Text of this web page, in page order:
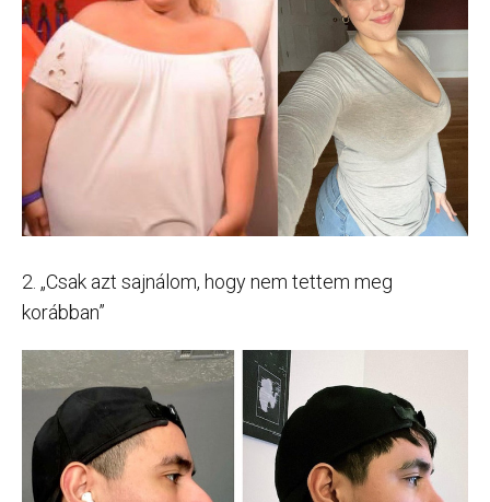
2. „Csak azt sajnálom, hogy nem tettem meg
korábban”